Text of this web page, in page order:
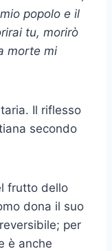
popolo e il
tu, morirò
morte mi
Il riflesso
secondo
frutto dello
dona il suo
per
è anche